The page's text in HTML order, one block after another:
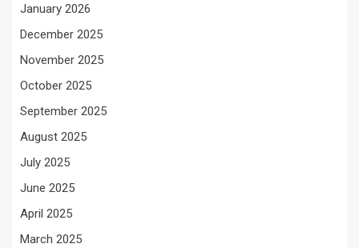
January 2026
December 2025
November 2025
October 2025
September 2025
August 2025
July 2025
June 2025
April 2025
March 2025